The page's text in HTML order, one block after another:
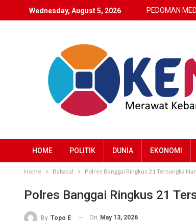
Wednesday, August 5, 2026 PEDOMAN
HOME POLITIK DUNIA EKONOMI
Home Babasal Polres Banggai Ringkus 21 Tersangka
Polres Banggai Ringkus 21
By Topo E On May 13, 2026